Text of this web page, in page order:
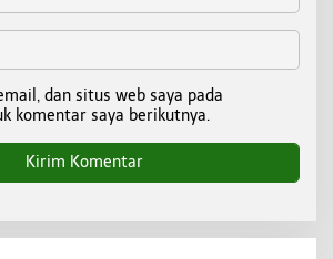
dan situs web saya pada
komentar saya berikutnya.